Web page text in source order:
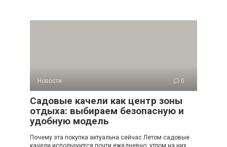
Новости 0
Садовые качели как центр зоны
отдыха: выбираем безопасную и
удобную модель
Почему эта покупка актуальна сейчас Летом садовые
качели используются почти ежедневно: утром на них